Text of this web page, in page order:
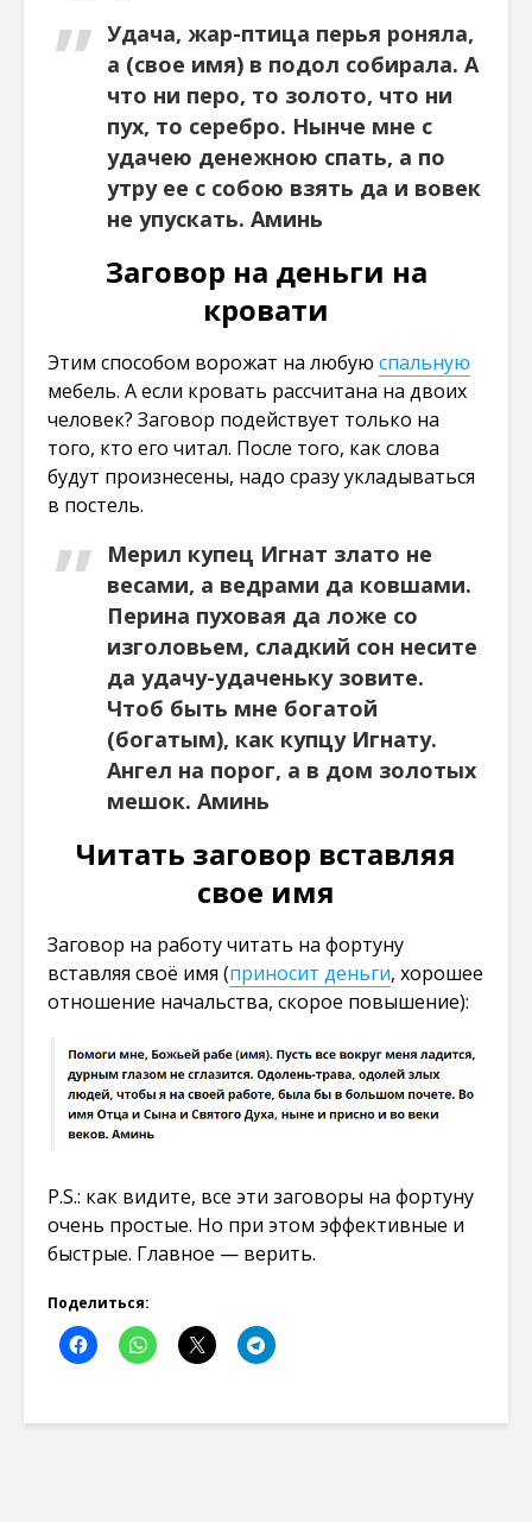
Удача, жар-птица перья роняла,
а (свое имя) в подол собирала. А
что ни перо, то золото, что ни
пух, то серебро. Нынче мне с
удачею денежною спать, а по
утру ее с собою взять да и вовек
не упускать. Аминь
Заговор на деньги на
кровати
Этим способом ворожат на любую спальную
мебель. А если кровать рассчитана на двоих
человек? Заговор подействует только на
того, кто его читал. После того, как слова
будут произнесены, надо сразу укладываться
в постель.
Мерил купец Игнат злато не
весами, а ведрами да ковшами.
Перина пуховая да ложе со
изголовьем, сладкий сон несите
да удачу-удаченьку зовите.
Чтоб быть мне богатой
(богатым), как купцу Игнату.
Ангел на порог, а в дом золотых
мешок. Аминь
Читать заговор вставляя
свое имя
Заговор на работу читать на фортуну
вставляя своё имя (приносит деньги, хорошее
отношение начальства, скорое повышение):
P.S.: как видите, все эти заговоры на фортуну
очень простые. Но при этом эффективные и
быстрые. Главное — верить.
Поделиться: